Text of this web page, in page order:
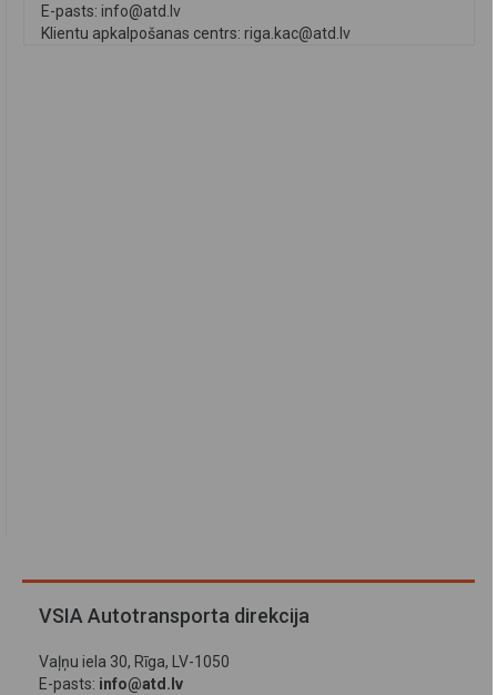
E-pasts: info@atd.lv
Klientu apkalpošanas centrs: riga.kac@atd.lv
VSIA Autotransporta direkcija
Vaļņu iela 30, Rīga, LV-1050
E-pasts: info@atd.lv